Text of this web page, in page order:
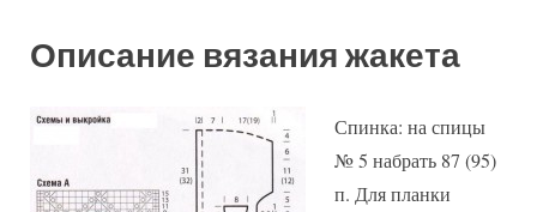
Описание вязания жакета
Спинка: на спицы
№ 5 набрать 87 (95)
п. Для планки